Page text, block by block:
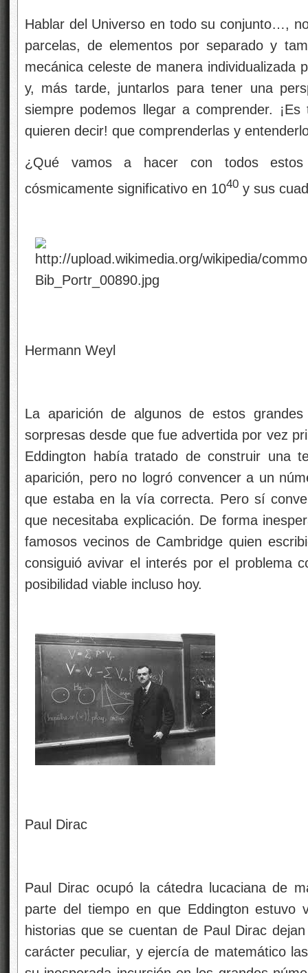
Hablar del Universo en todo su conjunto…,
parcelas, de elementos por separado y
mecánica celeste de manera individualizada
y, más tarde, juntarlos para tener una
siempre podemos llegar a comprender.
quieren decir! que comprenderlas y
¿Qué vamos a hacer con todos estos
cósmicamente significativo en 1040 y sus
Hermann Weyl
La aparición de algunos de estos
sorpresas desde que fue advertida por vez
Eddington había tratado de construir una
aparición, pero no logró convencer a un
que estaba en la vía correcta. Pero sí
que necesitaba explicación. De forma
famosos vecinos de Cambridge quien
consiguió avivar el interés por el problema
posibilidad viable incluso hoy.
Paul Dirac
Paul Dirac ocupó la cátedra lucaciana de
parte del tiempo en que Eddington estuvo
historias que se cuentan de Paul Dirac
carácter peculiar, y ejercía de matemático